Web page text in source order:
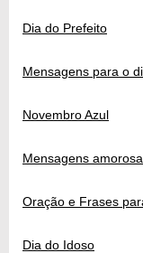
Dia do Prefeito
Mensagens para o
Novembro Azul
Mensagens
Oração e Frases
Dia do Idoso